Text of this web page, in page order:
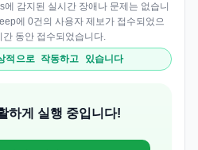
감지된 실시간 장애나 문제는 없습니
에 0건의 사용자 제보가 접수되었으
동안 접수되었습니다.
으로 작동하고 있습니다
하게 실행 중입니다!